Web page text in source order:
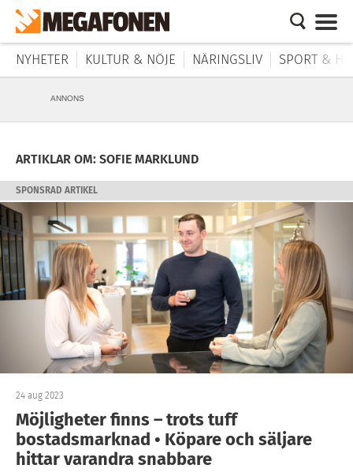
NYHETER KULTUR & NÖJE NÄRINGSLIV SPORT &
ANNONS
ARTIKLAR OM: SOFIE MARKLUND
SPONSRAD ARTIKEL
24 aug 2023
Möjligheter finns – trots tuff
bostadsmarknad • Köpare och säljare
hittar varandra snabbare